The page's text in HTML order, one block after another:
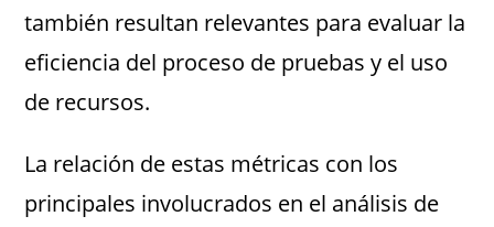
también resultan relevantes para evaluar la
eficiencia del proceso de pruebas y el uso
de recursos.
La relación de estas métricas con los
principales involucrados en el análisis de